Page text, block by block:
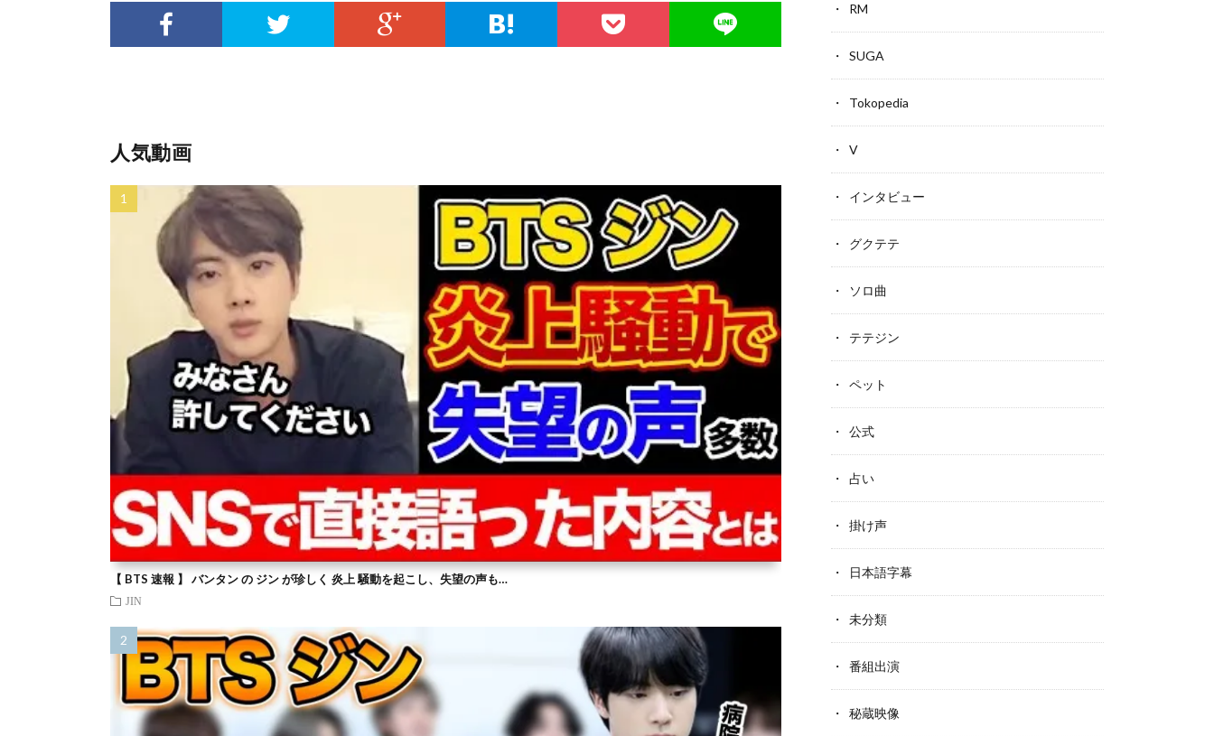
人気動画
【 BTS 速報 】 バンタン の ジン が珍しく 炎上 騒動を起こし、失望の声も…
JIN
RM
SUGA
Tokopedia
V
インタビュー
グクテテ
ソロ曲
テテジン
ペット
公式
占い
掛け声
日本語字幕
未分類
番組出演
秘蔵映像